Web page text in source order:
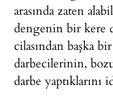
arasında zaten
dengenin bir kere
cilasından başka
darbecilerinin,
darbe